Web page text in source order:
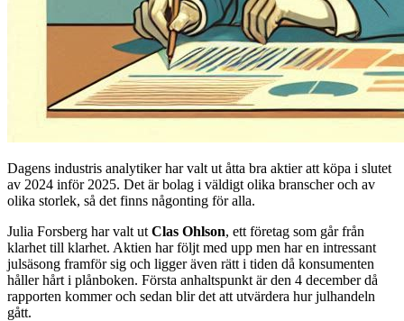
Dagens industris analytiker har valt ut åtta bra aktier att köpa i slutet
av 2024 inför 2025. Det är bolag i väldigt olika branscher och av
olika storlek, så det finns någonting för alla.
Julia Forsberg har valt ut Clas Ohlson, ett företag som går från
klarhet till klarhet. Aktien har följt med upp men har en intressant
julsäsong framför sig och ligger även rätt i tiden då konsumenten
håller hårt i plånboken. Första anhaltspunkt är den 4 december då
rapporten kommer och sedan blir det att utvärdera hur julhandeln
gått.